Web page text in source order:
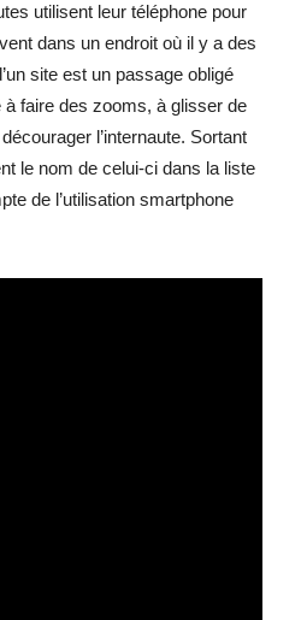
utilisent leur téléphone pour
dans un endroit où il y a des
site est un passage obligé
à faire des zooms, à glisser de
l’internaute. Sortant
le nom de celui-ci dans la liste
de l’utilisation smartphone